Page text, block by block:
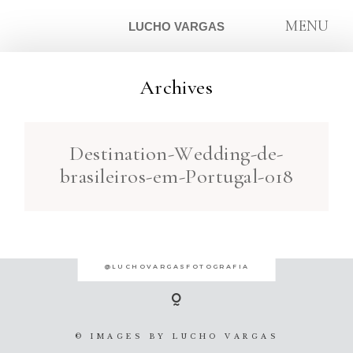
LUCHO VARGAS MENU
Archives
Destination-Wedding-de-
brasileiros-em-Portugal-018
SOBRE
@LUCHOVARGASFOTOGRAFIA
© IMAGES BY LUCHO VARGAS